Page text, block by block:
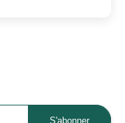
S'abonner